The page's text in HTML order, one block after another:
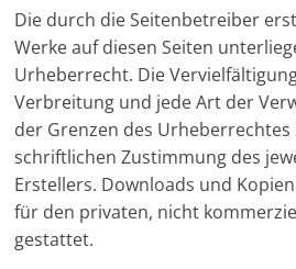
Die durch die Seitenbetreiber
Werke auf diesen Seiten
Urheberrecht. Die
Verbreitung und jede Art der
der Grenzen des
schriftlichen Zustimmung des
Erstellers. Downloads und
für den privaten, nicht
gestattet.